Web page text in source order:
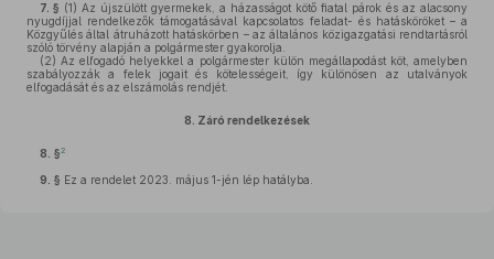
7. § (1) Az újszülött gyermekek, a házasságot kötő fiatal párok és az alacsony
nyugdíjjal rendelkezők támogatásával kapcsolatos feladat- és hatásköröket – a
Közgyűlés által átruházott hatáskörben – az általános közigazgatási rendtartásról
szóló törvény alapján a polgármester gyakorolja.
(2) Az elfogadó helyekkel a polgármester külön megállapodást köt, amelyben
szabályozzák a felek jogait és kötelességeit, így különösen az utalványok
elfogadását és az elszámolás rendjét.
8. Záró rendelkezések
8. §2
9. § Ez a rendelet 2023. május 1-jén lép hatályba.